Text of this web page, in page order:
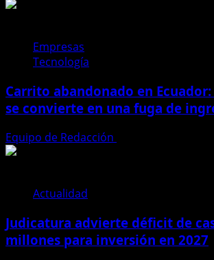
Empresas
Tecnología
Carrito abandonado en
se convierte en una fuga de
Equipo de Redacción
Actualidad
Judicatura advierte déficit de
millones para inversión en 2027